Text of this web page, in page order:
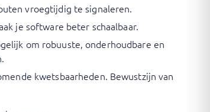
vroegtijdig te signaleren.
je software beter schaalbaar.
om robuuste, onderhoudbare en
kwetsbaarheden. Bewustzijn van